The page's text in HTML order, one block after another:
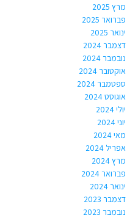
מרץ 2025
פברואר 2025
ינואר 2025
דצמבר 2024
נובמבר 2024
אוקטובר 2024
ספטמבר 2024
אוגוסט 2024
יולי 2024
יוני 2024
מאי 2024
אפריל 2024
מרץ 2024
פברואר 2024
ינואר 2024
דצמבר 2023
נובמבר 2023